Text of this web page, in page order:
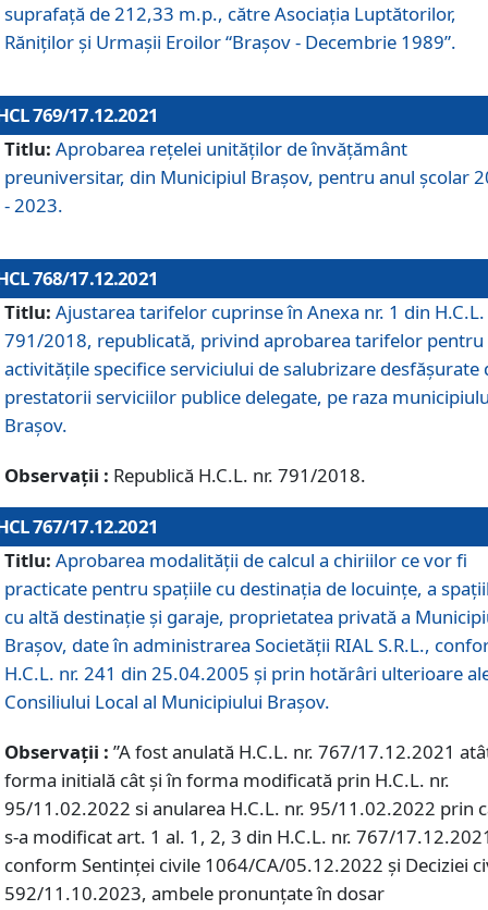
suprafaţă de 212,33 m.p., către Asociaţia Luptătorilor,
Răniţilor şi Urmaşii Eroilor “Braşov - Decembrie 1989”.
769/17.12.2021
Titlu: Aprobarea reţelei unităţilor de învăţământ
preuniversitar, din Municipiul Braşov, pentru anul şcolar
- 2023.
768/17.12.2021
Titlu: Ajustarea tarifelor cuprinse în Anexa nr. 1 din H.C.L.
791/2018, republicată, privind aprobarea tarifelor pentru
activităţile specifice serviciului de salubrizare desfăşurate
prestatorii serviciilor publice delegate, pe raza
Braşov.
Observații : Republică H.C.L. nr. 791/2018.
767/17.12.2021
Titlu: Aprobarea modalității de calcul a chiriilor ce vor fi
practicate pentru spaţiile cu destinaţia de locuinţe, a
cu altă destinaţie şi garaje, proprietatea privată a
Braşov, date în administrarea Societăţii RIAL S.R.L.,
H.C.L. nr. 241 din 25.04.2005 și prin hotărâri ulterioare
Consiliului Local al Municipiului Braşov.
Observații : ”A fost anulată H.C.L. nr. 767/17.12.2021
forma initială cât și în forma modificată prin H.C.L. nr.
95/11.02.2022 si anularea H.C.L. nr. 95/11.02.2022 prin
s-a modificat art. 1 al. 1, 2, 3 din H.C.L. nr. 767/
conform Sentinței civile 1064/CA/05.12.2022 și Deciziei
592/11.10.2023, ambele pronunțate în dosar